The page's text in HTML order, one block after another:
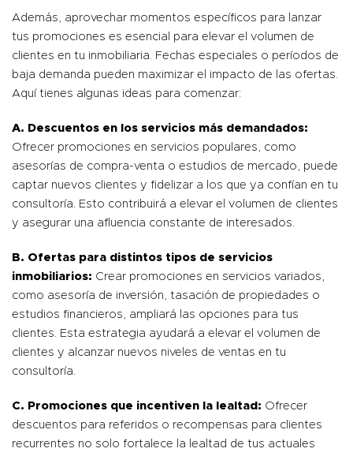
Además, aprovechar momentos específicos para lanzar
tus promociones es esencial para elevar el volumen de
clientes en tu inmobiliaria. Fechas especiales o períodos de
baja demanda pueden maximizar el impacto de las ofertas.
Aquí tienes algunas ideas para comenzar:
A. Descuentos en los servicios más demandados:
Ofrecer promociones en servicios populares, como
asesorías de compra-venta o estudios de mercado, puede
captar nuevos clientes y fidelizar a los que ya confían en tu
consultoría. Esto contribuirá a elevar el volumen de clientes
y asegurar una afluencia constante de interesados.
B. Ofertas para distintos tipos de servicios
inmobiliarios: Crear promociones en servicios variados,
como asesoría de inversión, tasación de propiedades o
estudios financieros, ampliará las opciones para tus
clientes. Esta estrategia ayudará a elevar el volumen de
clientes y alcanzar nuevos niveles de ventas en tu
consultoría.
C. Promociones que incentiven la lealtad: Ofrecer
descuentos para referidos o recompensas para clientes
recurrentes no solo fortalece la lealtad de tus actuales